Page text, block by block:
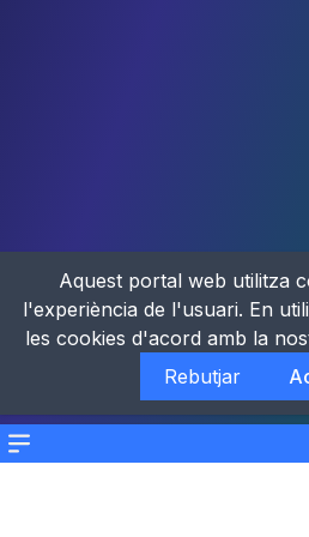
Menu
Aquest portal web utilitza
l'experiència de l'usuari. En
les cookies d'acord amb la
Rebutjar